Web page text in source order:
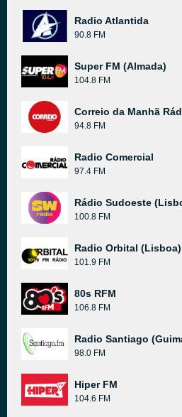
Radio Atlantida
90.8 FM
Super FM (Almada)
104.8 FM
Correio da Manhã
94.8 FM
Radio Comercial
97.4 FM
Rádio Sudoeste
100.8 FM
Radio Orbital (Lisboa)
101.9 FM
80s RFM
106.8 FM
Radio Santiago
98.0 FM
Hiper FM
104.6 FM